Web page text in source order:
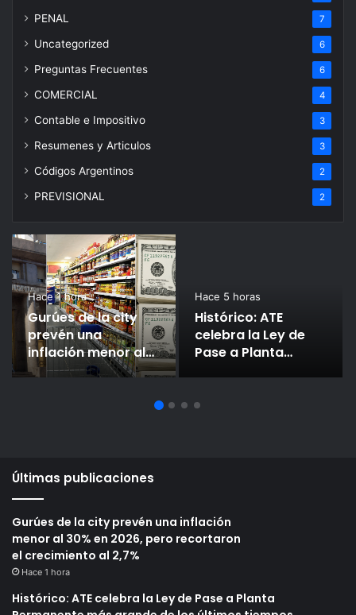
PENAL 7
Uncategorized 6
Preguntas Frecuentes 6
COMERCIAL 4
Contable e Impositivo 3
Resumenes y Articulos 3
Códigos Argentinos 2
PREVISIONAL 2
Hace 1 hora
Gurúes de la city
prevén una
inflación menor al
30% en 2026, pero
crecimiento al 2,7%
Hace 5 horas
Histórico: ATE
celebra la Ley de
Pase a Planta
últimos tiempos
Últimas publicaciones
Gurúes de la city prevén una inflación
menor al 30% en 2026, pero recortaron
el crecimiento al 2,7%
Hace 1 hora
Histórico: ATE celebra la Ley de Pase a Planta